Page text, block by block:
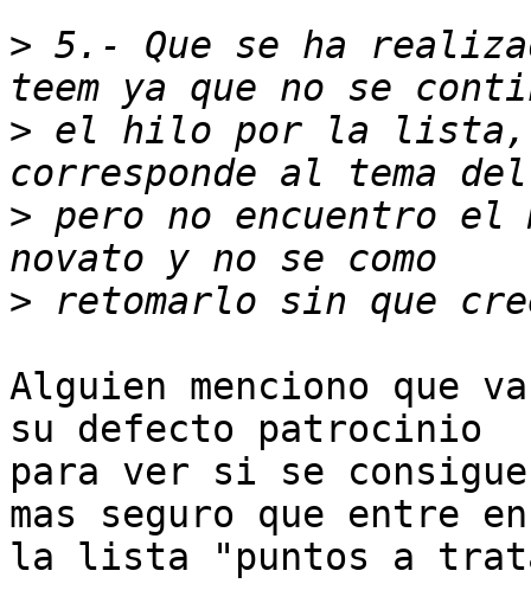
> 5.- Que se ha
> el hilo por la lista,
> pero no encuentro el
>
Alguien menciono que
su defecto patrocinio
para ver si se
mas seguro que entre en
la lista "puntos a